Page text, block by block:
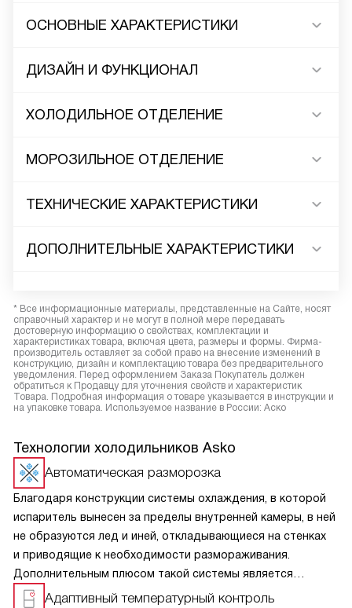
ОСНОВНЫЕ ХАРАКТЕРИСТИКИ
ДИЗАЙН И ФУНКЦИОНАЛ
ХОЛОДИЛЬНОЕ ОТДЕЛЕНИЕ
МОРОЗИЛЬНОЕ ОТДЕЛЕНИЕ
ТЕХНИЧЕСКИЕ ХАРАКТЕРИСТИКИ
ДОПОЛНИТЕЛЬНЫЕ ХАРАКТЕРИСТИКИ
* Все информационные материалы, представленные на Сайте, носят
справочный характер и не могут в полной мере передавать
достоверную информацию о свойствах, комплектации и
характеристиках товара, включая цвета, размеры и формы. Фирма-
производитель оставляет за собой право на внесение изменений в
конструкцию, дизайн и комплектацию товара без предварительного
уведомления. Перед оформлением Заказа Покупатель должен
обратиться к Продавцу для уточнения свойств и характеристик
Товара. Подробная информация о товаре указывается в инструкции и
на упаковке товара. Используемое название в России: Аско
Технологии холодильников Asko
Автоматическая разморозка
Благодаря конструкции системы охлаждения, в которой
испаритель вынесен за пределы внутренней камеры, в ней
не образуются лед и иней, откладывающиеся на стенках
и приводящие к необходимости размораживания.
Дополнительным плюсом такой системы является
возможность включения режимов суперохлаждения
Адаптивный температурный контроль